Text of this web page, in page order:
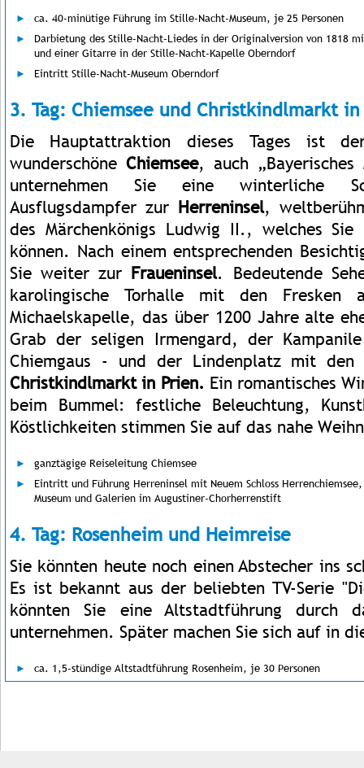
ca. 40-minütige Führung im Stille-Nacht-Museum, je 25 Personen
Darbietung des Stille-Nacht-Liedes in der Originalversion von 1818
und einer Gitarre in der Stille-Nacht-Kapelle Oberndorf
Eintritt Stille-Nacht-Museum Oberndorf
3. Tag: Chiemsee und Christkindlmarkt
Die Hauptattraktion dieses Tages ist
wunderschöne Chiemsee, auch
unternehmen Sie eine winterliche
Ausflugsdampfer zur Herreninsel,
des Märchenkönigs Ludwig II., welches Sie
können. Nach einem entsprechenden
Sie weiter zur Fraueninsel. Bedeutende
karolingische Torhalle mit den
Michaelskapelle, das über 1200 Jahre alte
Grab der seligen Irmengard, der
Chiemgaus - und der Lindenplatz mit den
Christkindlmarkt in Prien. Ein romantisches
beim Bummel: festliche Beleuchtung,
Köstlichkeiten stimmen Sie auf das nahe
ganztägige Reiseleitung Chiemsee
Eintritt und Führung Herreninsel mit Neuem Schloss
Museum und Galerien im Augustiner-Chorherrenstift
4. Tag: Rosenheim und Heimreise
Sie könnten heute noch einen Abstecher ins
Es ist bekannt aus der beliebten TV-Serie
könnten Sie eine Altstadtführung durch
unternehmen. Später machen Sie sich auf in
ca. 1,5-stündige Altstadtführung Rosenheim, je 30 Personen